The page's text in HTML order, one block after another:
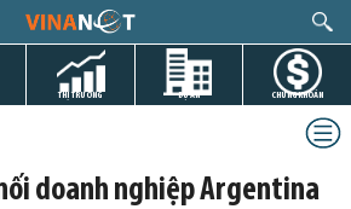
THỊ TRƯỜNG DỰ ÁN CHỨNG KHOÁN
doanh nghiệp Argentina